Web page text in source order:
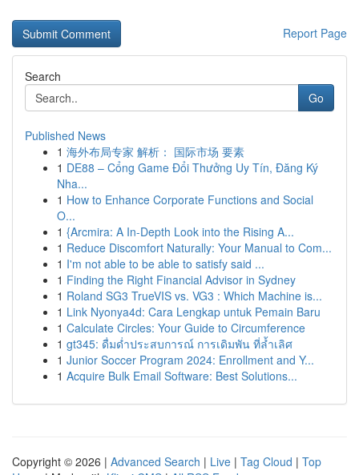
Report Page
Search
Go
Published News
1 海外布局专家 解析： 国际市场 要素
1 DE88 – Cổng Game Đổi Thưởng Uy Tín, Đăng Ký
Nha...
1 How to Enhance Corporate Functions and Social
O...
1 {Arcmira: A In-Depth Look into the Rising A...
1 Reduce Discomfort Naturally: Your Manual to Com...
1 I'm not able to be able to satisfy said ...
1 Finding the Right Financial Advisor in Sydney
1 Roland SG3 TrueVIS vs. VG3 : Which Machine is...
1 Link Nyonya4d: Cara Lengkap untuk Pemain Baru
1 Calculate Circles: Your Guide to Circumference
1 gt345: ดื่มด่ำประสบการณ์ การเดิมพัน ที่ล้ำเลิศ
1 Junior Soccer Program 2024: Enrollment and Y...
1 Acquire Bulk Email Software: Best Solutions...
Copyright © 2026 | Advanced Search | Live | Tag Cloud | Top